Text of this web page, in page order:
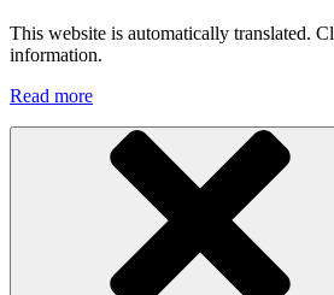
This website is automatically translated.
information.
Read more